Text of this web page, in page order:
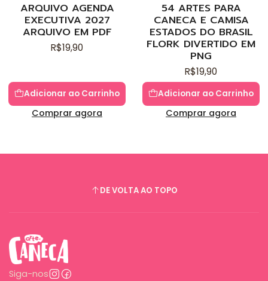
ARQUIVO AGENDA
EXECUTIVA 2027
ARQUIVO EM PDF
R$19,90
Adicionar ao Carrinho
Comprar agora
54 ARTES PARA
CANECA E CAMISA
ESTADOS DO BRASIL
FLORK DIVERTIDO EM
PNG
R$19,90
Adicionar ao Carrinho
Comprar agora
DE VOLTA AO TOPO
Siga-nos